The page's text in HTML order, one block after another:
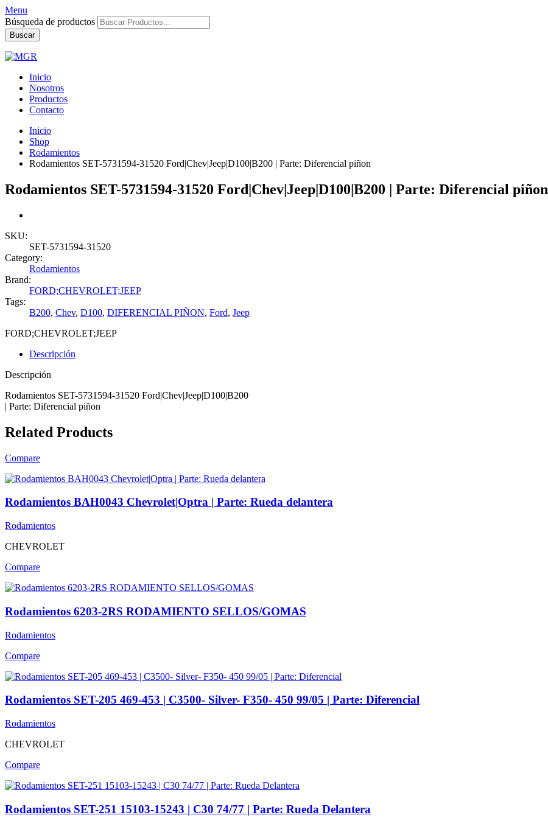
Menu
Búsqueda de productos
Buscar
Inicio
Nosotros
Productos
Contacto
Inicio
Shop
Rodamientos
Rodamientos SET-5731594-31520 Ford|Chev|Jeep|D100|B200 | Parte: Diferencial piñon
Rodamientos SET-5731594-31520 Ford|Chev|Jeep|D100|B200 | Parte: Diferencial piñon
SKU:
SET-5731594-31520
Category:
Rodamientos
Brand:
FORD;CHEVROLET;JEEP
Tags:
B200, Chev, D100, DIFERENCIAL PIÑON, Ford, Jeep
FORD;CHEVROLET;JEEP
Descripción
Descripción
Rodamientos SET-5731594-31520 Ford|Chev|Jeep|D100|B200
| Parte: Diferencial piñon
Related Products
Compare
Rodamientos BAH0043 Chevrolet|Optra | Parte: Rueda delantera
Rodamientos
CHEVROLET
Compare
Rodamientos 6203-2RS RODAMIENTO SELLOS/GOMAS
Rodamientos
Compare
Rodamientos SET-205 469-453 | C3500- Silver- F350- 450 99/05 | Parte: Diferencial
Rodamientos
CHEVROLET
Compare
Rodamientos SET-251 15103-15243 | C30 74/77 | Parte: Rueda Delantera